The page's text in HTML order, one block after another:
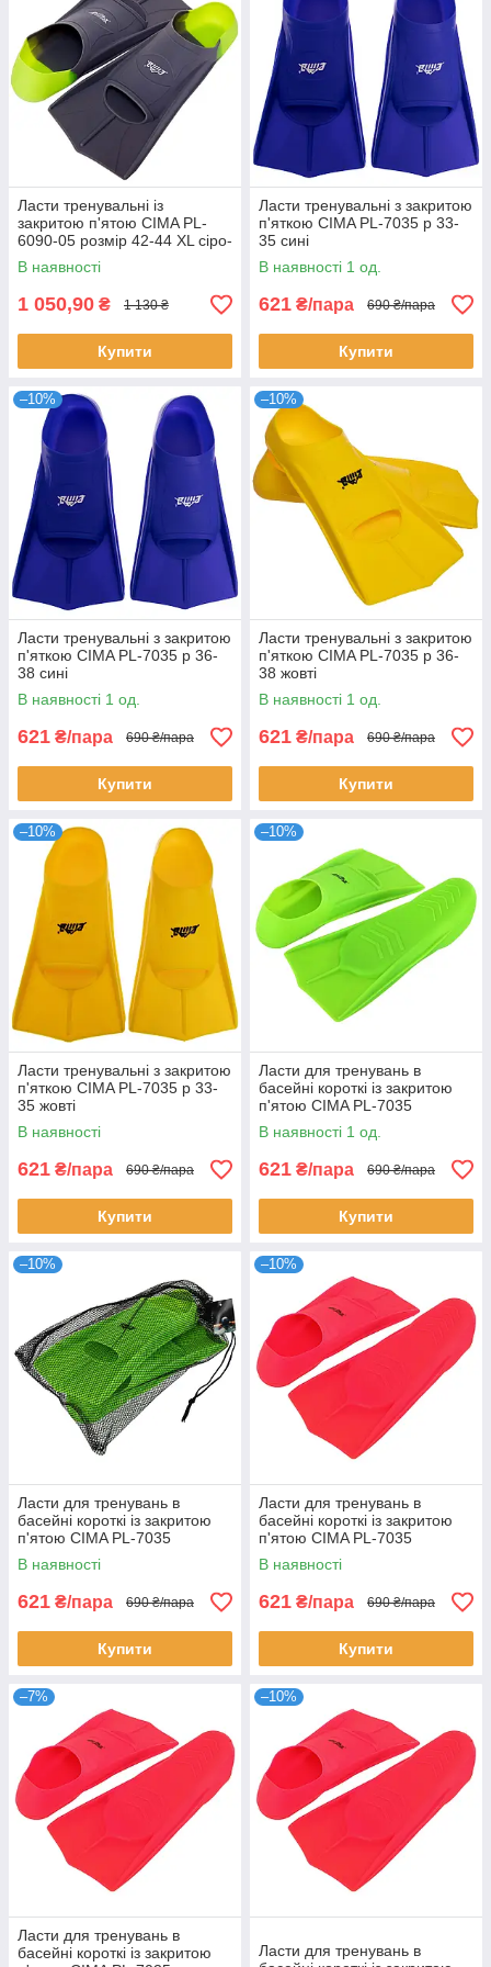
Ласти тренувальні із
закритою п'ятою CIMA PL-
6090-05 розмір 42-44 XL сіро-
зелені
В наявності
1 050,90 ₴ 1 130 ₴
Купити
Ласти тренувальні з закритою
п'яткою CIMA PL-7035 р 33-
35 сині
В наявності 1 од.
621 ₴/пара 690 ₴/пара
Купити
–10%
Ласти тренувальні з закритою
п'яткою CIMA PL-7035 р 36-
38 сині
В наявності 1 од.
621 ₴/пара 690 ₴/пара
Купити
–10%
Ласти тренувальні з закритою
п'яткою CIMA PL-7035 р 36-
38 жовті
В наявності 1 од.
621 ₴/пара 690 ₴/пара
Купити
–10%
Ласти тренувальні з закритою
п'яткою CIMA PL-7035 р 33-
35 жовті
В наявності
621 ₴/пара 690 ₴/пара
Купити
–10%
Ласти для тренувань в
басейні короткі із закритою
п'ятою CIMA PL-7035
Салатовий 33-35
В наявності 1 од.
621 ₴/пара 690 ₴/пара
Купити
–10%
Ласти для тренувань в
басейні короткі із закритою
п'ятою CIMA PL-7035
Салатовий 36-38
В наявності
621 ₴/пара 690 ₴/пара
Купити
–10%
Ласти для тренувань в
басейні короткі із закритою
п'ятою CIMA PL-7035
Рожевий 36-38
В наявності
621 ₴/пара 690 ₴/пара
Купити
–7%
Ласти для тренувань в
басейні короткі із закритою
–10%
Ласти для тренувань в